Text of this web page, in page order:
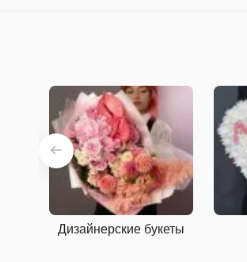
Дизайнерские букеты